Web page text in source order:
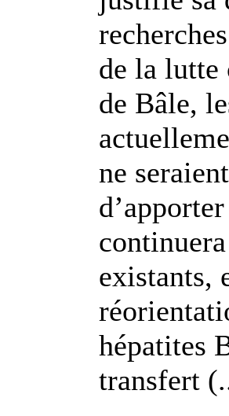
de la lutte
de Bâle,
ne
existants,
hépatites
transfert